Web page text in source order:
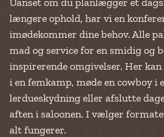
længere ophold, har vi en
imødekommer dine behov. Alle
mad og service for en smidig og
inspirerende omgivelser. Her
i en femkamp, møde en cowboy i
lerdueskydning eller afslutte
aften i saloonen. I vælger
alt fungerer.